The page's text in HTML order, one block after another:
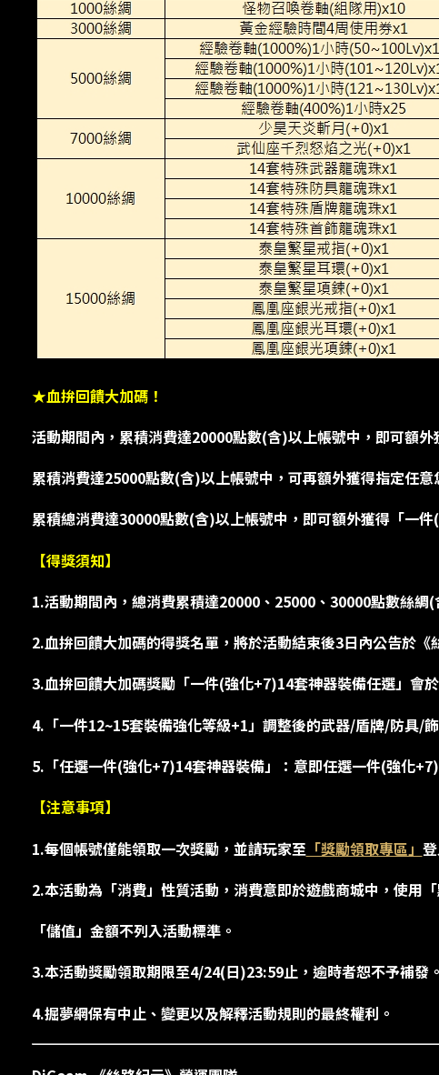
★血拚回饋大加碼！
活動期間內，累積消費達20000點數(含)以上帳號中，即可額
累積消費達25000點數(含)以上帳號中，可再額外獲得指定任
累積總消費達30000點數(含)以上帳號中，即可額外獲得「一
【得獎須知】
1.活動期間內，總消費累積達20000、25000、30000點數絲綢
2.血拚回饋大加碼的得獎名單，將於活動結束後3日內公告於《
3.血拚回饋大加碼獎勵「一件(強化+7)14套神器裝備任選」會
4.「一件12~15套裝備強化等級+1」調整後的武器/盾牌/防具/
5.「任選一件(強化+7)14套神器裝備」：意即任選一件(強化
【注意事項】
1.每個帳號僅能領取一次獎勵，並請玩家至 「獎勵領取專區」
2.本活動為「消費」性質活動，消費意即於遊戲商城中，使用
「儲值」金額不列入活動標準。
3.本活動獎勵領取期限至4/24(日)23:59止，逾時者恕不予補發。
4.掘夢網保有中止、變更以及解釋活動規則的最終權利。